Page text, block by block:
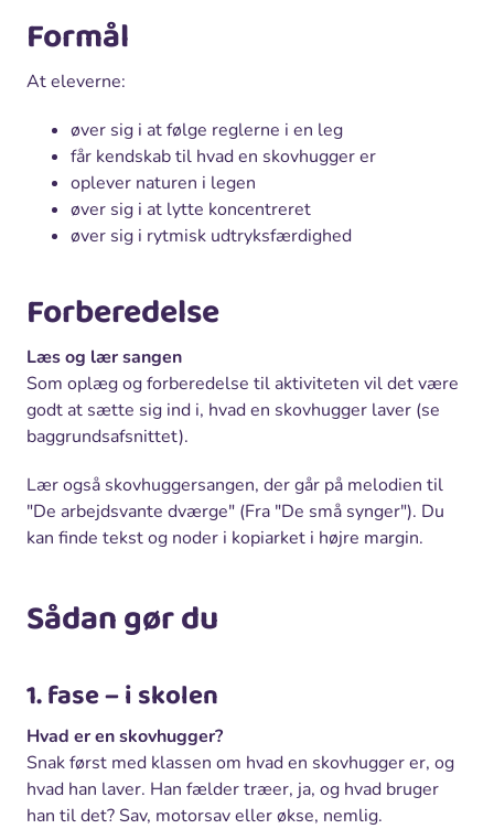
Formål
At eleverne:
øver sig i at følge reglerne i en leg
får kendskab til hvad en skovhugger er
oplever naturen i legen
øver sig i at lytte koncentreret
øver sig i rytmisk udtryksfærdighed
Forberedelse
Læs og lær sangen
Som oplæg og forberedelse til aktiviteten vil det være
godt at sætte sig ind i, hvad en skovhugger laver (se
baggrundsafsnittet).
Lær også skovhuggersangen, der går på melodien til
"De arbejdsvante dværge" (Fra "De små synger"). Du
kan finde tekst og noder i kopiarket i højre margin.
Sådan gør du
1. fase – i skolen
Hvad er en skovhugger?
Snak først med klassen om hvad en skovhugger er, og
hvad han laver. Han fælder træer, ja, og hvad bruger
han til det? Sav, motorsav eller økse, nemlig.